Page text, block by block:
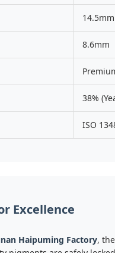
8.6mm
38%
ISO
Excellence
Haipuming Factory,